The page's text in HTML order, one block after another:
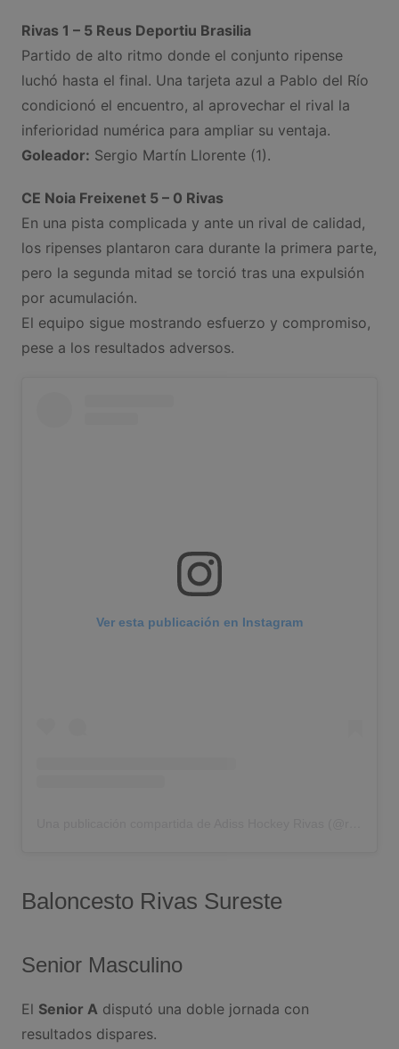
Rivas 1 – 5 Reus Deportiu Brasilia
Partido de alto ritmo donde el conjunto ripense
luchó hasta el final. Una tarjeta azul a Pablo del Río
condicionó el encuentro, al aprovechar el rival la
inferioridad numérica para ampliar su ventaja.
Goleador: Sergio Martín Llorente (1).
CE Noia Freixenet 5 – 0 Rivas
En una pista complicada y ante un rival de calidad,
los ripenses plantaron cara durante la primera parte,
pero la segunda mitad se torció tras una expulsión
por acumulación.
El equipo sigue mostrando esfuerzo y compromiso,
pese a los resultados adversos.
Ver esta publicación en Instagram
Baloncesto Rivas Sureste
Senior Masculino
El Senior Adisputó una doble jornada con
resultados dispares.